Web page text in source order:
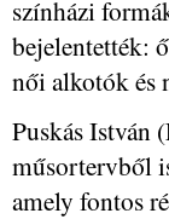
színházi
bejelentették:
női alkotók és
Puskás István
műsortervből
amely fontos